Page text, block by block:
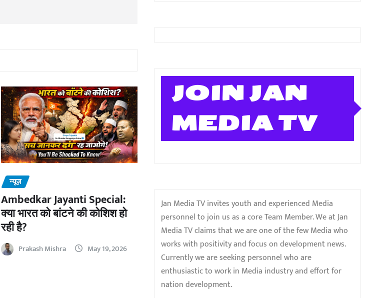
न्यूज़
Ambedkar Jayanti Special:
क्या भारत को बांटने की कोशिश हो
रही है?
Prakash Mishra May 19, 2026
JOIN JAN
MEDIA TV
Jan Media TV invites youth and experienced Media
personnel to join us as a core Team Member. We at Jan
Media TV claims that we are one of the few Media who
works with positivity and focus on development news.
Currently we are seeking personnel who are
enthusiastic to work in Media industry and effort for
nation development.